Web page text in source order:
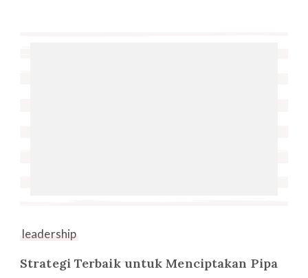
leadership
Strategi Terbaik untuk Menciptakan Pipa